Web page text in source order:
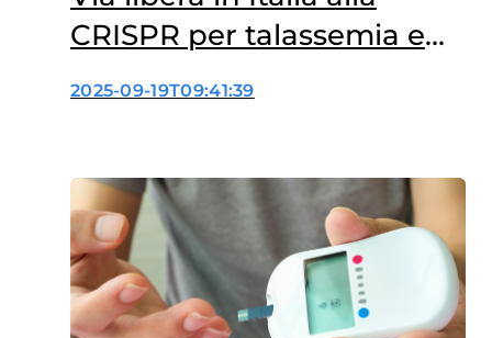
CRISPR per talassemia e
anemia falciforme
2025-09-19T09:41:39